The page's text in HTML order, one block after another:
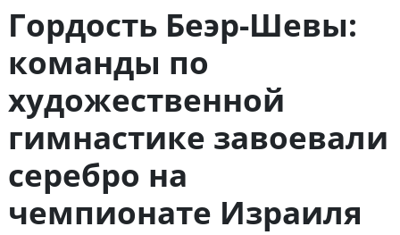
Гордость Беэр-Шевы:
команды по
художественной
гимнастике завоевали
серебро на
чемпионате Израиля